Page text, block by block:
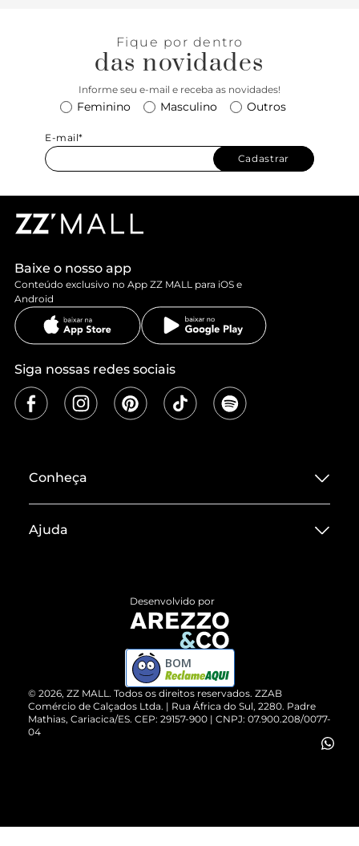
Fique por dentro
das novidades
Informe seu e-mail e receba as novidades!
Feminino Masculino Outros
E-mail*
Cadastrar
Baixe o nosso app
Conteúdo exclusivo no App ZZ MALL para iOS e
Android
Siga nossas redes sociais
Conheça
Termos de Uso
ZZ MALL é confiável
Cartão Presente
Vendas Corporativas
Ajuda
Devolução do Produto
Compre pelo WhatsApp
© 2026, ZZ MALL. Todos os direitos reservados. ZZAB
Comércio de Calçados Ltda. | Rua África do Sul, 2280. Padre
Mathias, Cariacica/ES. CEP: 29157-900 | CNPJ: 07.900.208/0077-
04
Desenvolvido por
BOM